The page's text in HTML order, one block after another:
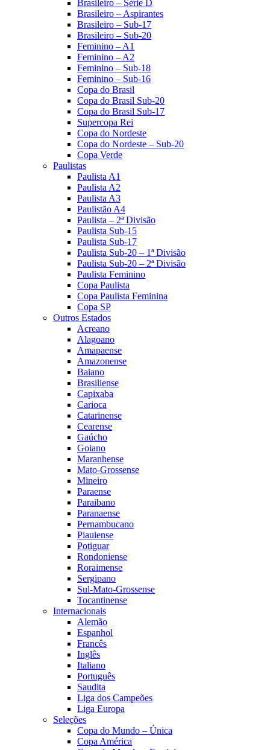
Brasileiro – Série D
Brasileiro – Aspirantes
Brasileiro – Sub-17
Brasileiro – Sub-20
Feminino – A1
Feminino – A2
Feminino – Sub-18
Feminino – Sub-16
Copa do Brasil
Copa do Brasil Sub-20
Copa do Brasil Sub-17
Supercopa Rei
Copa do Nordeste
Copa do Nordeste – Sub-20
Copa Verde
Paulistas
Paulista A1
Paulista A2
Paulista A3
Paulistão A4
Paulista – 2ª Divisão
Paulista Sub-15
Paulista Sub-17
Paulista Sub-20 – 1ª Divisão
Paulista Sub-20 – 2ª Divisão
Paulista Feminino
Copa Paulista
Copa Paulista Feminina
Copa SP
Outros Estados
Acreano
Alagoano
Amapaense
Amazonense
Baiano
Brasiliense
Capixaba
Carioca
Catarinense
Cearense
Gaúcho
Goiano
Maranhense
Mato-Grossense
Mineiro
Paraense
Paraibano
Paranaense
Pernambucano
Piauiense
Potiguar
Rondoniense
Roraimense
Sergipano
Sul-Mato-Grossense
Tocantinense
Internacionais
Alemão
Espanhol
Francês
Inglês
Italiano
Português
Saudita
Liga dos Campeões
Liga Europa
Seleções
Copa do Mundo – Única
Copa América